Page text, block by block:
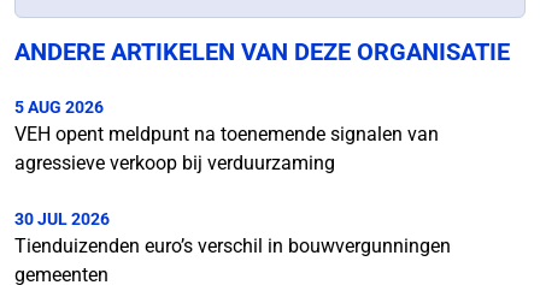
ANDERE ARTIKELEN VAN DEZE ORGANISATIE
5 AUG 2026
VEH opent meldpunt na toenemende signalen van
agressieve verkoop bij verduurzaming
30 JUL 2026
Tienduizenden euro’s verschil in bouwvergunningen
gemeenten